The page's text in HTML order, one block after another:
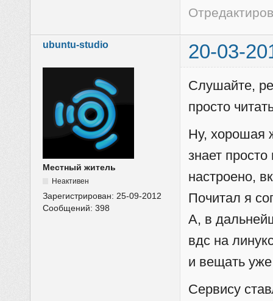
ubuntu-studio 20-03-
Местный житель
Неактивен
Зарегистрирован:25-09-2012
Сообщений:398
Слушайте,
просто
Ну, хорошая
знает
настроено,
Почитал я
А, в
вдс на
и вещать
Сервису